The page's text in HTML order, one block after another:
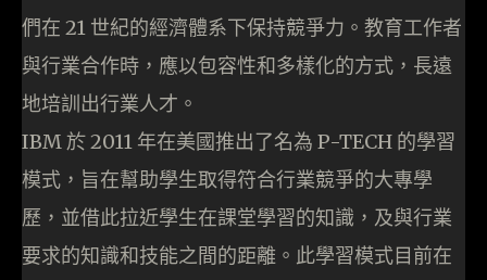
們在 21 世紀的經濟體系下保持競爭力。教育工作者
與行業合作時，應以包容性和多樣化的方式，長遠
地培訓出行業人才。
IBM 於 2011 年在美國推出了名為 P-TECH 的學習
模式，旨在幫助學生取得符合行業競爭的大專學
歷，並借此拉近學生在課堂學習的知識，及與行業
要求的知識和技能之間的距離。此學習模式目前在